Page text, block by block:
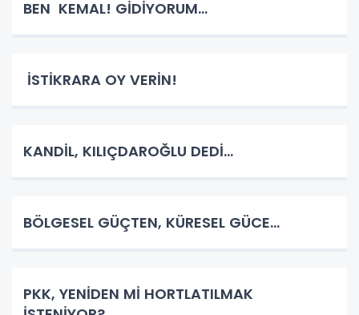
BEN KEMAL! GİDİYORUM…
İSTİKRARA OY VERİN!
KANDİL, KILIÇDAROĞLU DEDİ…
BÖLGESEL GÜÇTEN, KÜRESEL GÜCE…
PKK, YENİDEN Mİ HORTLATILMAK